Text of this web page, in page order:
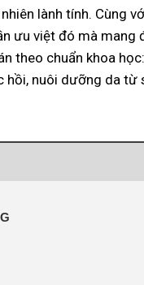
lành tính. Cùng
ưu việt đó mà mang
theo chuẩn khoa
nuôi dưỡng da từ